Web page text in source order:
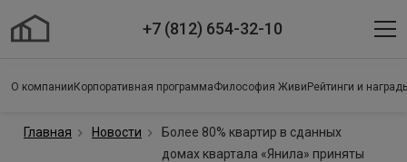
+7 (812) 654-32-10
О компании Корпоративная программаФилософия Живи Рейтинги и
Главная Новости
Более 80% квартир в сданных
домах квартала «Янила» приняты